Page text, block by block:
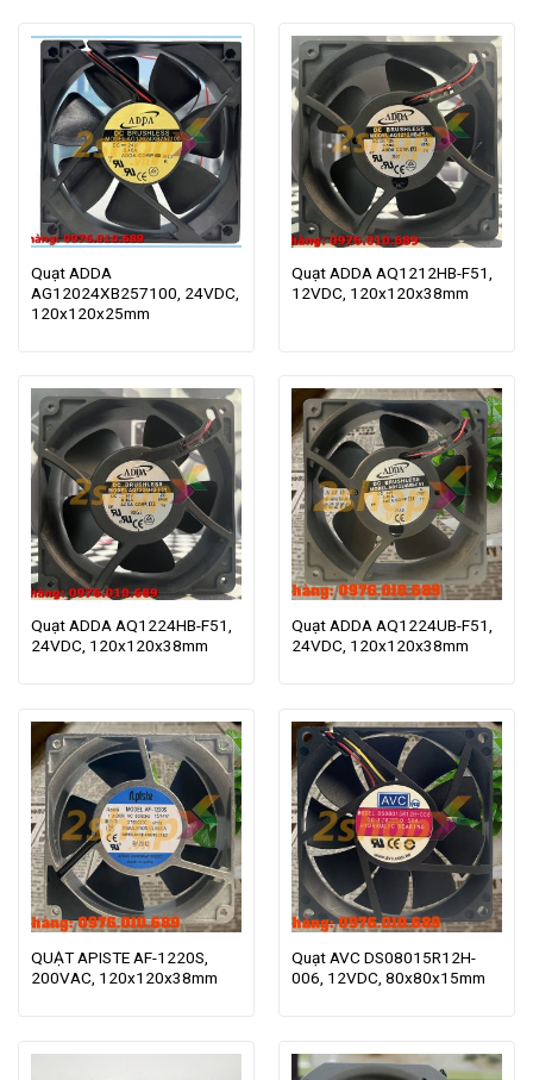
Quạt ADDA
AG12024XB257100, 24VDC,
120x120x25mm
Quạt ADDA AQ1212HB-F51,
12VDC, 120x120x38mm
Quạt ADDA AQ1224HB-F51,
24VDC, 120x120x38mm
Quạt ADDA AQ1224UB-F51,
24VDC, 120x120x38mm
QUẠT APISTE AF-1220S,
200VAC, 120x120x38mm
Quạt AVC DS08015R12H-
006, 12VDC, 80x80x15mm